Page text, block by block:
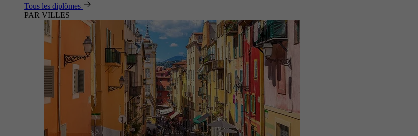
Tous les diplômes
PAR VILLES